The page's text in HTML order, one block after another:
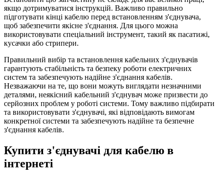
якщо дотримуватися інструкцій. Важливо правильно
підготувати кінці кабелю перед встановленням з'єднувача,
щоб забезпечити якісне з'єднання. Для цього можна
використовувати спеціальний інструмент, такий як пасатижі,
кусачки або стрипери.
Правильний вибір та встановлення кабельних з'єднувачів
гарантують стабільність та безпеку роботи електричних
систем та забезпечують надійне з'єднання кабелів.
Незважаючи на те, що вони можуть виглядати незначними
деталями, неякісний кабельний з'єднувач може призвести до
серйозних проблем у роботі системи. Тому важливо підбирати
та використовувати з'єднувачі, які відповідають вимогам
конкретної системи та забезпечують надійне та безпечне
з'єднання кабелів.
Купити з'єднувачі для кабелю в
інтернеті